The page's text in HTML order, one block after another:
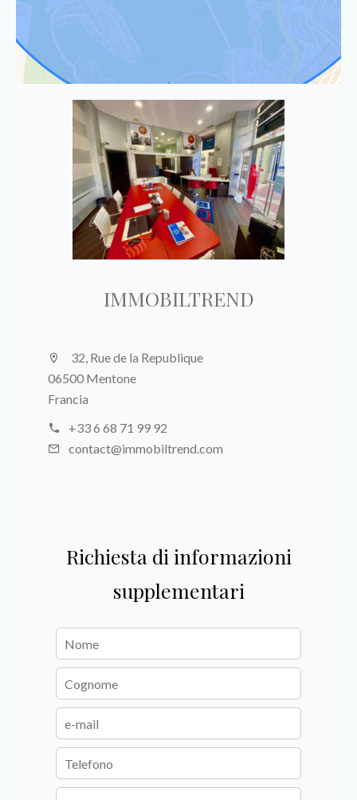
IMMOBILTREND
32, Rue de la Republique
06500 Mentone
Francia
+33 6 68 71 99 92
contact@immobiltrend.com
Richiesta di informazioni
supplementari